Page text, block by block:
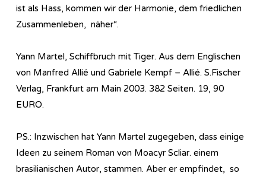
ist als Hass, kommen wir der Harmonie, dem friedlichen
Zusammenleben, näher“.
Yann Martel, Schiffbruch mit Tiger. Aus dem Englischen
von Manfred Allié und Gabriele Kempf – Allié. S.Fischer
Verlag, Frankfurt am Main 2003. 382 Seiten. 19, 90
EURO.
PS.: Inzwischen hat Yann Martel zugegeben, dass einige
Ideen zu seinem Roman von Moacyr Scliar. einem
brasilianischen Autor, stammen. Aber er empfindet, so